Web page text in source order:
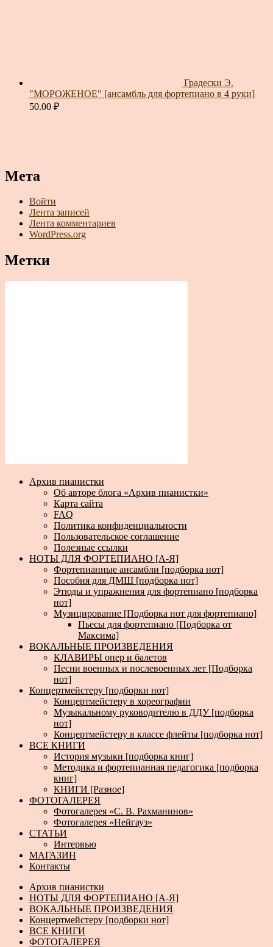
Градески Э.
"МОРОЖЕНОЕ" [ансамбль для фортепиано в 4 руки]
50.00 ₽
Мета
Войти
Лента записей
Лента комментариев
WordPress.org
Метки
Архив пианистки
Об авторе блога «Архив пианистки»
Карта сайта
FAQ
Политика конфиденциальности
Пользовательское соглашение
Полезные ссылки
НОТЫ ДЛЯ ФОРТЕПИАНО [А-Я]
Фортепианные ансамбли [подборка нот]
Пособия для ДМШ [подборка нот]
Этюды и упражнения для фортепиано [подборка
нот]
Музицирование [Подборка нот для фортепиано]
Пьесы для фортепиано [Подборка от
Максима]
ВОКАЛЬНЫЕ ПРОИЗВЕДЕНИЯ
КЛАВИРЫ опер и балетов
Песни военных и послевоенных лет [Подборка
нот]
Концертмейстеру [подборки нот]
Концертмейстеру в хореографии
Музыкальному руководителю в ДДУ [подборка
нот]
Концертмейстеру в классе флейты [подборка нот]
ВСЕ КНИГИ
История музыки [подборка книг]
Методика и фортепианная педагогика [подборка
книг]
КНИГИ [Разное]
ФОТОГАЛЕРЕЯ
Фотогалерея «С. В. Рахманинов»
Фотогалерея «Нейгауз»
СТАТЬИ
Интервью
МАГАЗИН
Контакты
Архив пианистки
НОТЫ ДЛЯ ФОРТЕПИАНО [А-Я]
ВОКАЛЬНЫЕ ПРОИЗВЕДЕНИЯ
Концертмейстеру [подборки нот]
ВСЕ КНИГИ
ФОТОГАЛЕРЕЯ